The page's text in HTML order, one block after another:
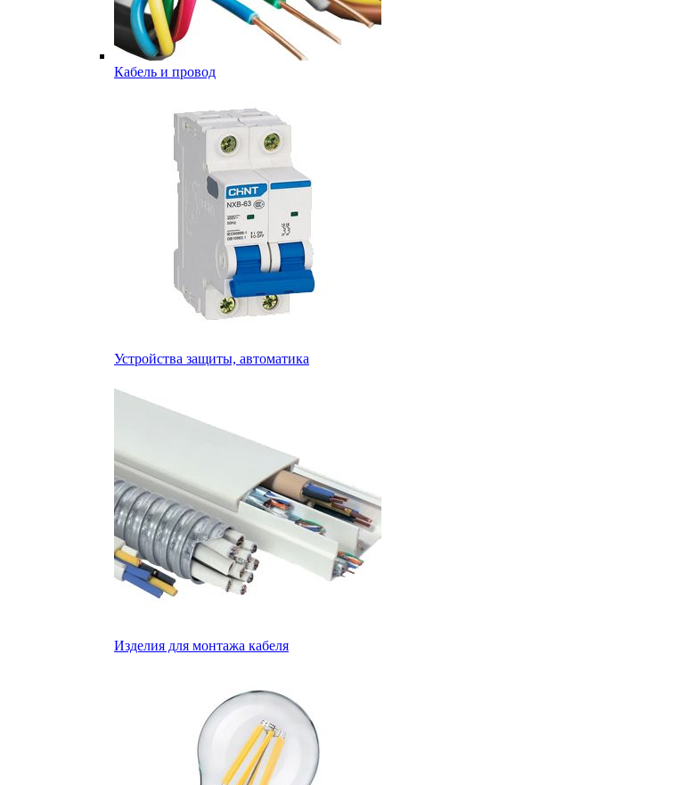
Кабель и провод
Устройства защиты, автоматика
Изделия для монтажа кабеля